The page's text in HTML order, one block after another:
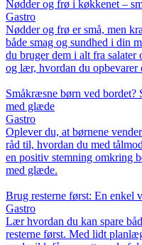
Nødder og frø i køkkenet –
Gastro
Nødder og frø er små, men
både smag og sundhed i din
du bruger dem i alt fra
og lær, hvordan du opbevarer
Småkræsne børn ved bordet?
med glæde
Gastro
Oplever du, at børnene
råd til, hvordan du med
en positiv stemning omkring
med glæde.
Brug resterne først: En enkel
Gastro
Lær hvordan du kan spare
resterne først. Med lidt